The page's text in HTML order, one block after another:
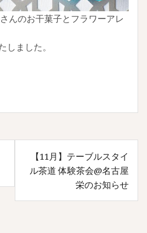
んのお干菓子とフラワーアレ
しました。
【11月】テーブルスタイ
ル茶道 体験茶会@名古屋
栄のお知らせ